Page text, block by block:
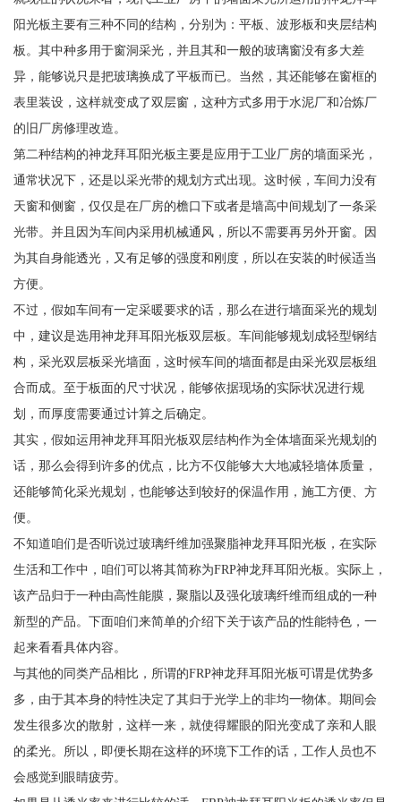
阳光板主要有三种不同的结构，分别为：平板、波形板和夹层结构
板。其中种多用于窗洞采光，并且其和一般的玻璃窗没有多大差
异，能够说只是把玻璃换成了平板而已。当然，其还能够在窗框的
表里装设，这样就变成了双层窗，这种方式多用于水泥厂和冶炼厂
的旧厂房修理改造。
第二种结构的神龙拜耳阳光板主要是应用于工业厂房的墙面采光，
通常状况下，还是以采光带的规划方式出现。这时候，车间力没有
天窗和侧窗，仅仅是在厂房的檐口下或者是墙高中间规划了一条采
光带。并且因为车间内采用机械通风，所以不需要再另外开窗。因
为其自身能透光，又有足够的强度和刚度，所以在安装的时候适当
方便。
不过，假如车间有一定采暖要求的话，那么在进行墙面采光的规划
中，建议是选用神龙拜耳阳光板双层板。车间能够规划成轻型钢结
构，采光双层板采光墙面，这时候车间的墙面都是由采光双层板组
合而成。至于板面的尺寸状况，能够依据现场的实际状况进行规
划，而厚度需要通过计算之后确定。
其实，假如运用神龙拜耳阳光板双层结构作为全体墙面采光规划的
话，那么会得到许多的优点，比方不仅能够大大地减轻墙体质量，
还能够简化采光规划，也能够达到较好的保温作用，施工方便、方
便。
不知道咱们是否听说过玻璃纤维加强聚脂神龙拜耳阳光板，在实际
生活和工作中，咱们可以将其简称为FRP神龙拜耳阳光板。实际上，
该产品归于一种由高性能膜，聚脂以及强化玻璃纤维而组成的一种
新型的产品。下面咱们来简单的介绍下关于该产品的性能特色，一
起来看看具体内容。
与其他的同类产品相比，所谓的FRP神龙拜耳阳光板可谓是优势多
多，由于其本身的特性决定了其归于光学上的非均一物体。期间会
发生很多次的散射，这样一来，就使得耀眼的阳光变成了亲和人眼
的柔光。所以，即便长期在这样的环境下工作的话，工作人员也不
会感觉到眼睛疲劳。